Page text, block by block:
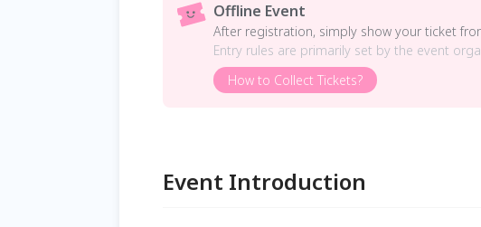
Offline Event
After registration, simply show your ticket
Entry rules are primarily set by the event
How to Collect Tickets?
Event Introduction